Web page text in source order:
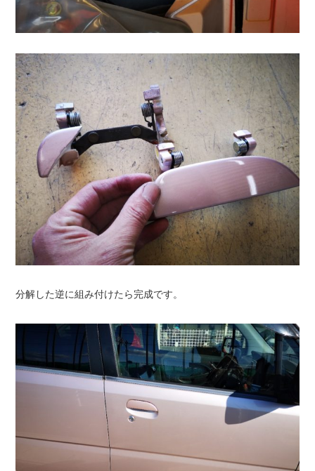
分解した逆に組み付けたら完成です。